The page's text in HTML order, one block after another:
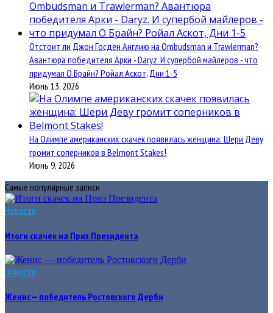
Отстоит ли Джон Госден Англию на Ombudsman и Trawlerman?
Авантюра победителя Арки - Daryz. И супербой майлеров - что
придумал О Брайн? Ройал Аскот, Дни 1-5
Июнь 13, 2026
На Олимпе американских скачек появилась женщина: Шери Деву
громит соперников в Belmont Stakes!
Июнь 9, 2026
Самые популярные записи
Новости
Итоги скачек на Приз Президента
Новости
Женис — победитель Ростовского Дерби